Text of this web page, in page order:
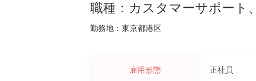
職種：カスタマーサポート
勤務地：東京都港区
雇用形態 正社員